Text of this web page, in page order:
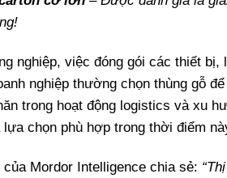
nghiệp, việc đóng gói các thiết
nghiệp thường chọn thùng gỗ
trong hoạt động logistics và xu
lựa chọn phù hợp trong thời điểm
Mordor Intelligence chia sẻ: